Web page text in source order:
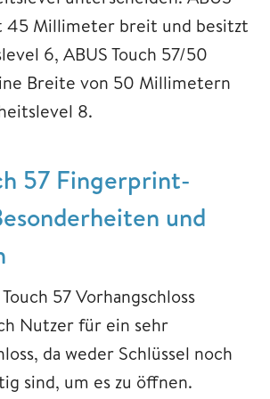
45 Millimeter breit und besitzt
6, ABUS Touch 57/50
Breite von 50 Millimetern
8.
57 Fingerprint-
und
57 Vorhangschloss
Nutzer für ein sehr
da weder Schlüssel noch
sind, um es zu öffnen.